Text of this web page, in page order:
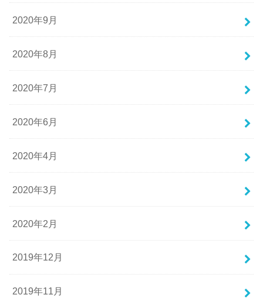
2020年9月
2020年8月
2020年7月
2020年6月
2020年4月
2020年3月
2020年2月
2019年12月
2019年11月